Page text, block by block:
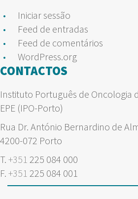
Iniciar sessão
Feed de entradas
Feed de comentários
WordPress.org
CONTACTOS
Instituto Português de Oncologia
EPE (IPO-Porto)
Rua Dr. António Bernardino de
4200-072 Porto
T. +351 225 084 000
F. +351 225 084 001